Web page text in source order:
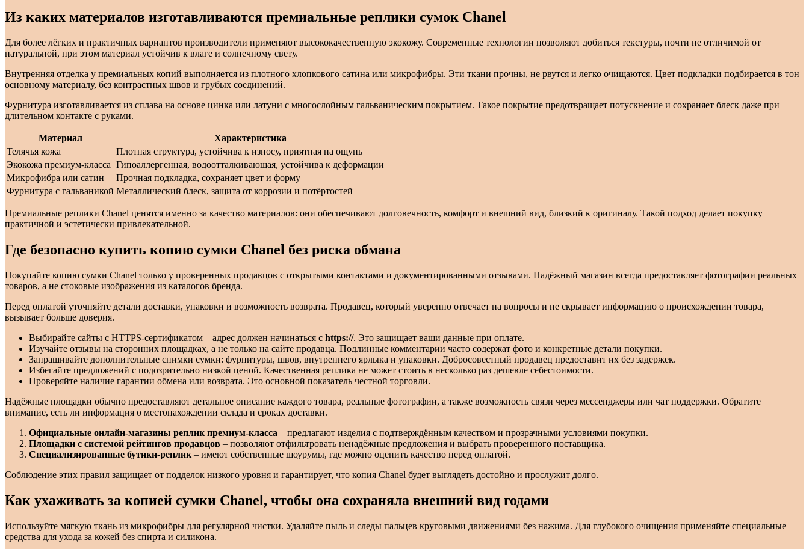
Из каких материалов изготавливаются премиальные реплики сумок Chanel
Для более лёгких и практичных вариантов производители применяют высококачественную экокожу. Современные технологии позволяют добиться текстуры, почти не отличимой от
натуральной, при этом материал устойчив к влаге и солнечному свету.
Внутренняя отделка у премиальных копий выполняется из плотного хлопкового сатина или микрофибры. Эти ткани прочны, не рвутся и легко очищаются. Цвет подкладки подбирается в тон
основному материалу, без контрастных швов и грубых соединений.
Фурнитура изготавливается из сплава на основе цинка или латуни с многослойным гальваническим покрытием. Такое покрытие предотвращает потускнение и сохраняет блеск даже при
длительном контакте с руками.
Материал
Характеристика
Телячья кожа
Плотная структура, устойчива к износу, приятная на ощупь
Экокожа премиум-класса Гипоаллергенная, водоотталкивающая, устойчива к деформации
Микрофибра или сатин
Прочная подкладка, сохраняет цвет и форму
Фурнитура с гальваникой Металлический блеск, защита от коррозии и потёртостей
Премиальные реплики Chanel ценятся именно за качество материалов: они обеспечивают долговечность, комфорт и внешний вид, близкий к оригиналу. Такой подход делает покупку
практичной и эстетически привлекательной.
Где безопасно купить копию сумки Chanel без риска обмана
Покупайте копию сумки Chanel только у проверенных продавцов с открытыми контактами и документированными отзывами. Надёжный магазин всегда предоставляет фотографии реальных
товаров, а не стоковые изображения из каталогов бренда.
Перед оплатой уточняйте детали доставки, упаковки и возможность возврата. Продавец, который уверенно отвечает на вопросы и не скрывает информацию о происхождении товара,
вызывает больше доверия.
Выбирайте сайты с HTTPS-сертификатом – адрес должен начинаться с https://. Это защищает ваши данные при оплате.
Изучайте отзывы на сторонних площадках, а не только на сайте продавца. Подлинные комментарии часто содержат фото и конкретные детали покупки.
Запрашивайте дополнительные снимки сумки: фурнитуры, швов, внутреннего ярлыка и упаковки. Добросовестный продавец предоставит их без задержек.
Избегайте предложений с подозрительно низкой ценой. Качественная реплика не может стоить в несколько раз дешевле себестоимости.
Проверяйте наличие гарантии обмена или возврата. Это основной показатель честной торговли.
Надёжные площадки обычно предоставляют детальное описание каждого товара, реальные фотографии, а также возможность связи через мессенджеры или чат поддержки. Обратите
внимание, есть ли информация о местонахождении склада и сроках доставки.
Официальные онлайн-магазины реплик премиум-класса – предлагают изделия с подтверждённым качеством и прозрачными условиями покупки.
Площадки с системой рейтингов продавцов – позволяют отфильтровать ненадёжные предложения и выбрать проверенного поставщика.
Специализированные бутики-реплик – имеют собственные шоурумы, где можно оценить качество перед оплатой.
Соблюдение этих правил защищает от подделок низкого уровня и гарантирует, что копия Chanel будет выглядеть достойно и прослужит долго.
Как ухаживать за копией сумки Chanel, чтобы она сохраняла внешний вид годами
Используйте мягкую ткань из микрофибры для регулярной чистки. Удаляйте пыль и следы пальцев круговыми движениями без нажима. Для глубокого очищения применяйте специальные
средства для ухода за кожей без спирта и силикона.